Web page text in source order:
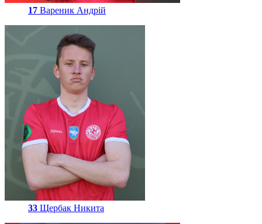
17 Вареник Андрій
33 Щербак Никита